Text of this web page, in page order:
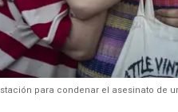
para condenar el asesinato de